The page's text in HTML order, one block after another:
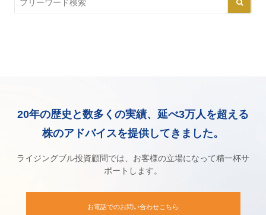
20年の歴史と数多くの実績、延べ3万人を超える
株のアドバイスを提供してきました。
ライジングブル投資顧問では、お客様の立場になって精一杯サ
ポートします。
お電話でのお問い合わせこちら